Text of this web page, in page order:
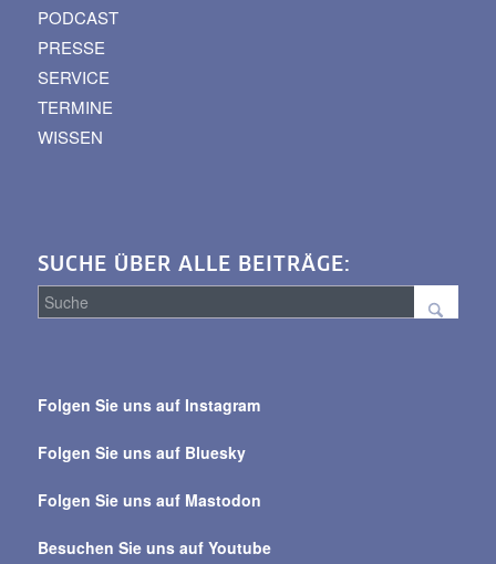
PODCAST
PRESSE
SERVICE
TERMINE
WISSEN
SUCHE ÜBER ALLE BEITRÄGE:
alle
Folgen Sie uns auf Instagram
Folgen Sie uns auf Bluesky
Folgen Sie uns auf Mastodon
Besuchen Sie uns auf Youtube